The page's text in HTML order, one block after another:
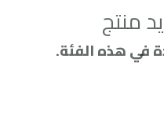
منتج
في هذه الفئة.